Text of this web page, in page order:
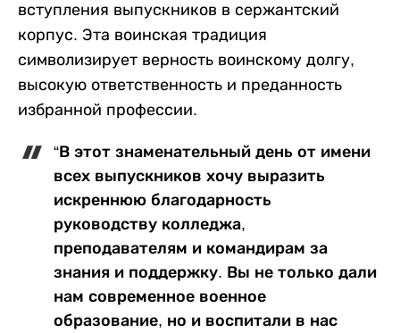
вступления выпускников в сержантский
корпус. Эта воинская традиция
символизирует верность воинскому долгу,
высокую ответственность и преданность
избранной профессии.
“В этот знаменательный день от имени
всех выпускников хочу выразить
искреннюю благодарность
руководству колледжа,
преподавателям и командирам за
знания и поддержку. Вы не только дали
нам современное военное
образование, но и воспитали в нас